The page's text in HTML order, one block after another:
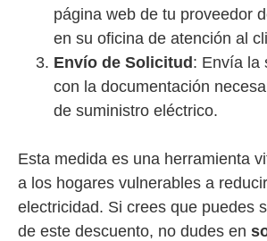
página web de tu proveedor
en su oficina de atención al
Envío de Solicitud: Envía la
con la documentación
de suministro eléctrico.
Esta medida es una herramienta
a los hogares vulnerables a
electricidad. Si crees que puedes
de este descuento, no dudes en